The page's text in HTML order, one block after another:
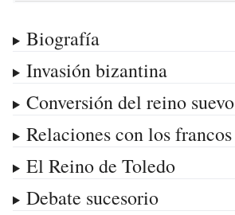
Biografía
Invasión bizantina
Conversión del reino suevo
Relaciones con los francos
El Reino de Toledo
Debate sucesorio